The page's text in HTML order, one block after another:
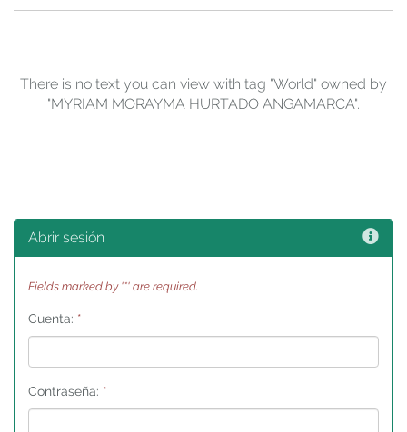
There is no text you can view with tag "World" owned by
"MYRIAM MORAYMA HURTADO ANGAMARCA".
Abrir sesión
Fields marked by '*' are required.
Cuenta: *
Contraseña: *